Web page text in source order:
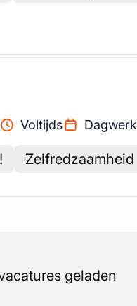
Voltijds Dagwerk
Zelfredzaamheid
geladen